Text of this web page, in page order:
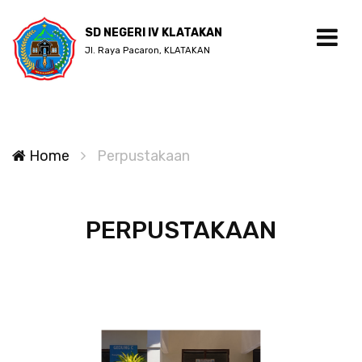
SD NEGERI IV KLATAKAN
Jl. Raya Pacaron, KLATAKAN
Home Perpustakaan
PERPUSTAKAAN